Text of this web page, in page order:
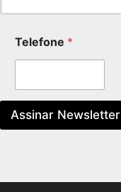
Telefone *
Assinar Newsletter